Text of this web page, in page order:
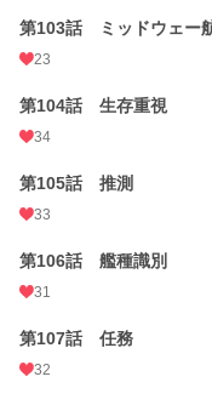
第103話 ミッドウェー
23
第104話 生存重視
34
第105話 推測
33
第106話 艦種識別
31
第107話 任務
32